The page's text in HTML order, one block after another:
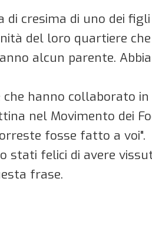
di cresima di uno dei
del loro quartiere
alcun parente.
hanno collaborato
nel Movimento dei
fosse fatto a
stati felici di avere
frase.